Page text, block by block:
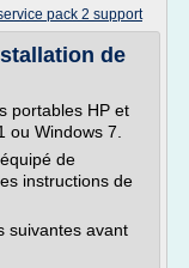
pack 2 support
de
portables HP et
ou Windows 7.
de
instructions de
suivantes avant